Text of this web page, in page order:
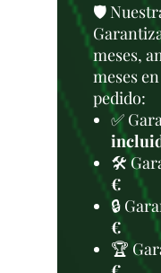
🛡️
meses,
meses
pedido:
✅
🛠️
€
🔒
€
🏆